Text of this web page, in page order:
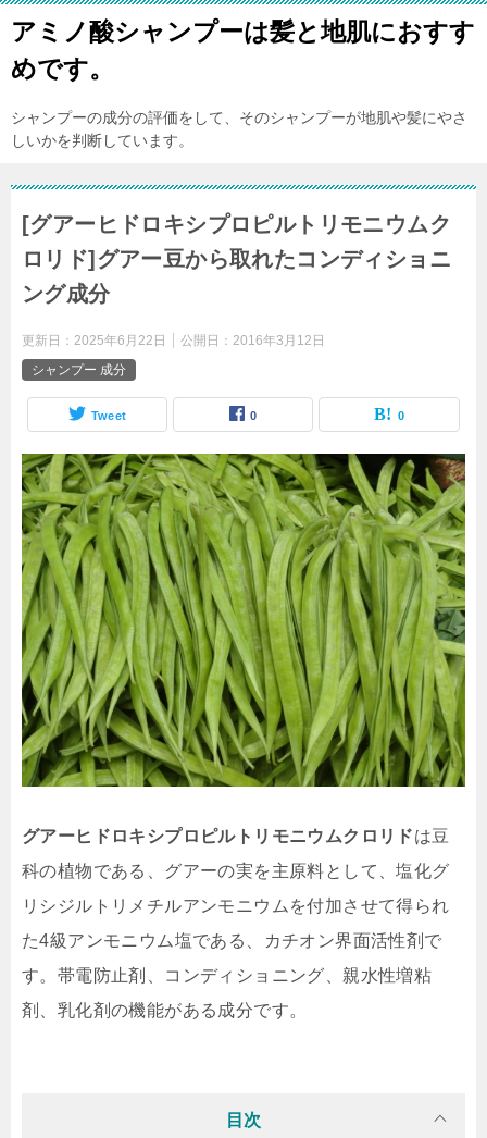
アミノ酸シャンプーは髪と地肌におすす
めです。
シャンプーの成分の評価をして、そのシャンプーが地肌や髪にやさ
しいかを判断しています。
[グアーヒドロキシプロピルトリモニウムク
ロリド]グアー豆から取れたコンディショニ
ング成分
更新日： 2025年6月22日 公開日： 2016年3月12日
シャンプー 成分
Tweet 0 0
グアーヒドロキシプロピルトリモニウムクロリドは豆
科の植物である、グアーの実を主原料として、塩化グ
リシジルトリメチルアンモニウムを付加させて得られ
た4級アンモニウム塩である、カチオン界面活性剤で
す。帯電防止剤、コンディショニング、親水性増粘
剤、乳化剤の機能がある成分です。
目次